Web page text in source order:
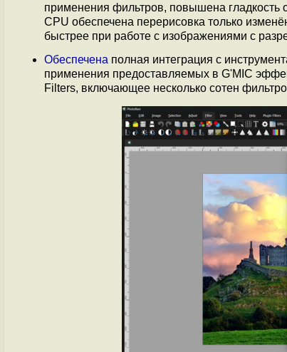
применения фильтров, повышена гладкость
CPU обеспечена перерисовка только
быстрее при работе с изображениями с
Обеспечена полная интеграция с
применения предоставляемых в G'MIC
Filters, включающее несколько сотен